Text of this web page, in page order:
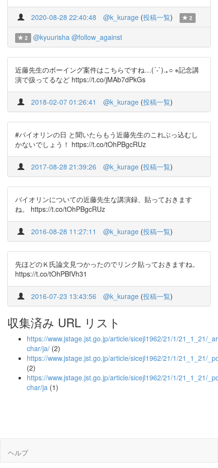
2020-08-28 22:40:48 @k_kurage (投稿一覧) 2
2 @kyuurisha @follow_against
近藤先生のボーイング案件はこちらですね…(´-`).｡○ ※記念講
演で扱ってるなど https://t.co/jMAb7dPkGs
2018-02-07 01:26:41 @k_kurage (投稿一覧)
#バイオリンの日 と聞いたらもう近藤先生のこれぶっ込むし
かないでしょう！ https://t.co/tOhPBgcRUz
2017-08-28 21:39:26 @k_kurage (投稿一覧)
バイオリンについての近藤先生な講演録、貼っておきます
ね。 https://t.co/tOhPBgcRUz
2016-08-28 11:27:11 @k_kurage (投稿一覧)
先ほどのＫ氏論文見つかったのでリンク貼っておきますね。
https://t.co/tOhPBfVh31
2016-07-23 13:43:56 @k_kurage (投稿一覧)
収集済み URL リスト
https://www.jstage.jst.go.jp/article/sicejl1962/21/1/21_1_21/
char/ja/ (2)
https://www.jstage.jst.go.jp/article/sicejl1962/21/1/21_1_21/
(2)
https://www.jstage.jst.go.jp/article/sicejl1962/21/1/21_1_21/
char/ja (1)
ヘルプ